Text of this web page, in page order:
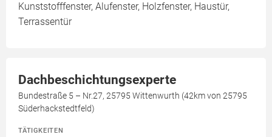
Kunststofffenster, Alufenster, Holzfenster, Haustür,
Terrassentür
Dachbeschichtungsexperte
Bundestraße 5 – Nr.27, 25795 Wittenwurth (42km von 25795
Süderhackstedtfeld)
TÄTIGKEITEN